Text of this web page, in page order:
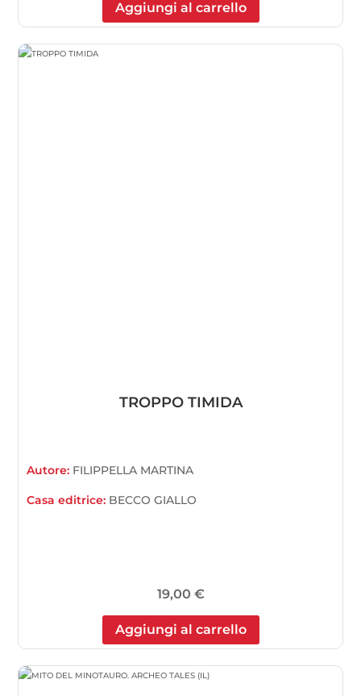
Aggiungi al carrello
TROPPO TIMIDA
Autore: FILIPPELLA MARTINA
Casa editrice: BECCO GIALLO
19,00 €
Aggiungi al carrello